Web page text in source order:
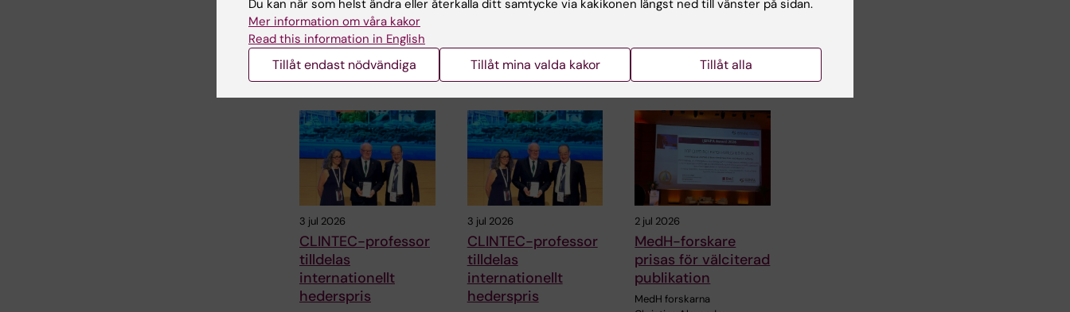
Dela
Relaterade artiklar
3 jul 2026
CLINTEC-professor
tilldelas
internationellt
hederspris
3 jul 2026
CLINTEC-professor
tilldelas
internationellt
hederspris
2 jul 2026
MedH-forskare
prisas för välciterad
publikation
MedH forskarna
Du kan när som helst ändra eller återkalla ditt samtycke via kakikonen längst ned till vänster på sidan.
Mer information om våra kakor
Read this information in English
Tillåt endast nödvändiga Tillåt mina valda kakor Tillåt alla